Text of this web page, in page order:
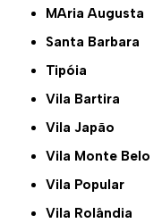
MAria Augusta
Santa Barbara
Tipóia
Vila Bartira
Vila Japão
Vila Monte Belo
Vila Popular
Vila Rolândia